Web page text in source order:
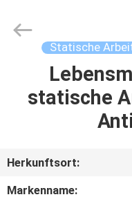
HAUS
ÜBER
UNS
Technology
Co.,Ltd.
Statische
statische
Herkunftsort:
Markenname: